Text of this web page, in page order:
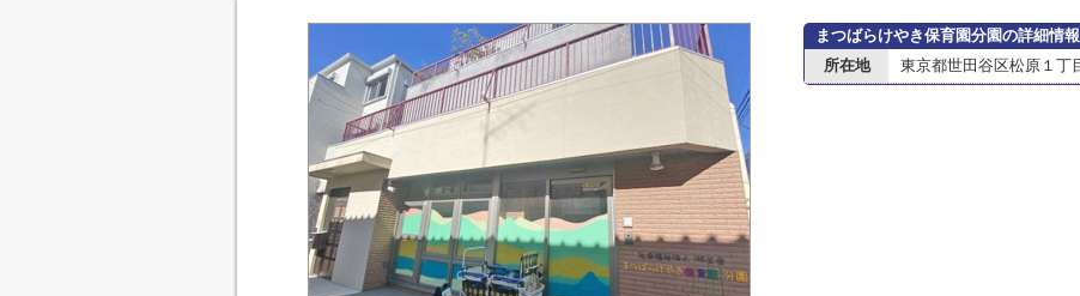
まつばらけやき保育園分園の詳細情報
所在地
東京都世田谷区松原１丁